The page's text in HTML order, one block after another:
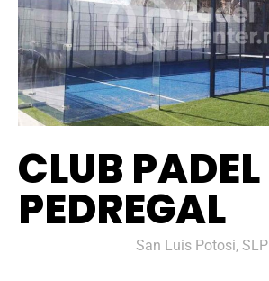
CLUB PADEL
PEDREGAL
San Luis Potosi, SLP